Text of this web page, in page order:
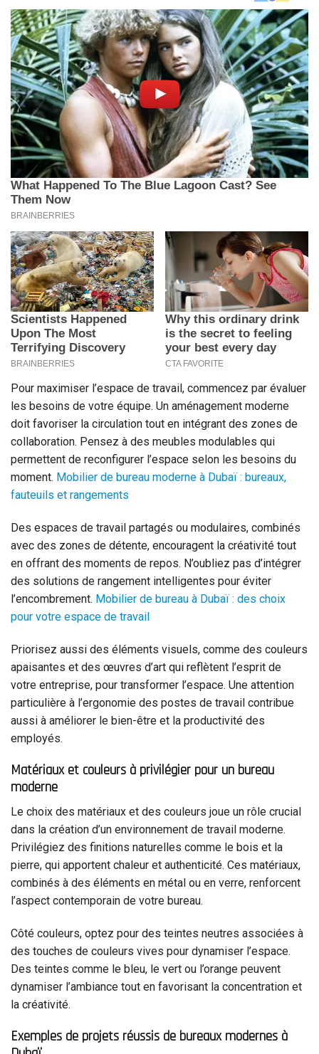
Pour maximiser l’espace de travail, commencez par évaluer
les besoins de votre équipe. Un aménagement moderne
doit favoriser la circulation tout en intégrant des zones de
collaboration. Pensez à des meubles modulables qui
permettent de reconfigurer l’espace selon les besoins du
moment. Mobilier de bureau moderne à Dubaï : bureaux,
fauteuils et rangements
Des espaces de travail partagés ou modulaires, combinés
avec des zones de détente, encouragent la créativité tout
en offrant des moments de repos. N’oubliez pas d’intégrer
des solutions de rangement intelligentes pour éviter
l’encombrement. Mobilier de bureau à Dubaï : des choix
pour votre espace de travail
Priorisez aussi des éléments visuels, comme des couleurs
apaisantes et des œuvres d’art qui reflètent l’esprit de
votre entreprise, pour transformer l’espace. Une attention
particulière à l’ergonomie des postes de travail contribue
aussi à améliorer le bien-être et la productivité des
employés.
Matériaux et couleurs à privilégier pour un bureau
moderne
Le choix des matériaux et des couleurs joue un rôle crucial
dans la création d’un environnement de travail moderne.
Privilégiez des finitions naturelles comme le bois et la
pierre, qui apportent chaleur et authenticité. Ces matériaux,
combinés à des éléments en métal ou en verre, renforcent
l’aspect contemporain de votre bureau.
Côté couleurs, optez pour des teintes neutres associées à
des touches de couleurs vives pour dynamiser l’espace.
Des teintes comme le bleu, le vert ou l’orange peuvent
dynamiser l’ambiance tout en favorisant la concentration et
la créativité.
Exemples de projets réussis de bureaux modernes à